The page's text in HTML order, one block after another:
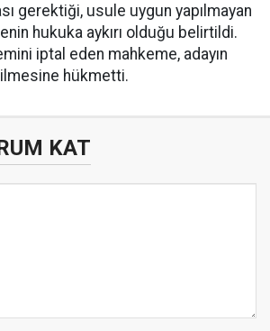
gerektiği, usule uygun yapılmayan
hukuka aykırı olduğu belirtildi.
iptal eden mahkeme, adayın
hükmetti.
KAT